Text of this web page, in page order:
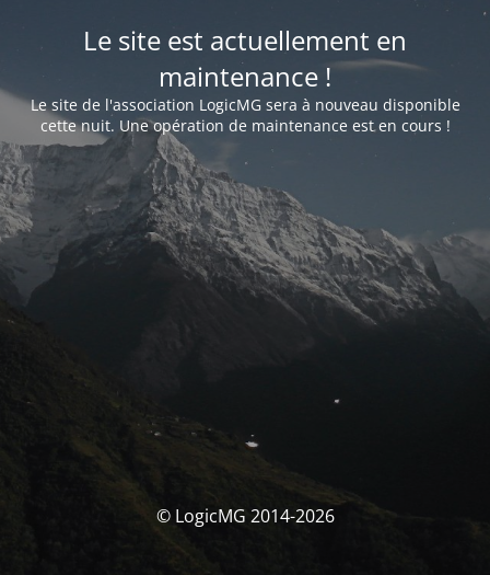
Le site est actuellement en
maintenance !
Le site de l'association LogicMG sera à nouveau disponible
cette nuit. Une opération de maintenance est en cours !
© LogicMG 2014-2026